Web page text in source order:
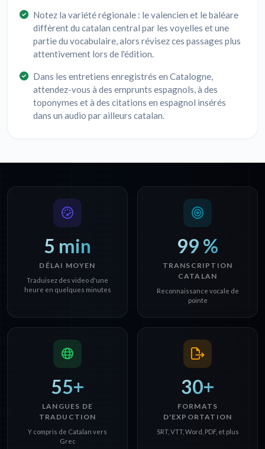
Notez la variété régionale : le valencien et le baléare
diffèrent du catalan central par les voyelles et une
partie du vocabulaire, alors révisez ces passages plus
attentivement lors de l'édition.
Dans les entretiens enregistrés en Catalogne,
attendez-vous à des emprunts espagnols, à des
toponymes et à des citations en espagnol insérés
dans un audio par ailleurs catalan.
5 min
DÉLAI MOYEN
Traduisez des video d'une
heure en quelques minutes
99 %
TRANSCRIPTION
CATALAN
Reconnaissance vocale de
pointe
55+
LANGUES DE
TRADUCTION
Y compris de Catalan vers
Grec
30+
FORMATS
D'EXPORTATION
SRT, VTT, Word, PDF, et plus